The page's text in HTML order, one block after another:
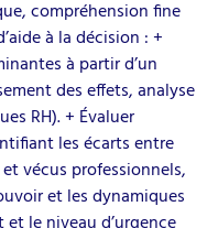
compréhension fine
à la décision : +
à partir d’un
des effets, analyse
RH). + Évaluer
les écarts entre
vécus professionnels,
et les dynamiques